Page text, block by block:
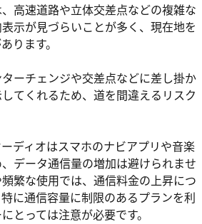
高速道路や立体交差点などの複雑な
示が見づらいことが多く、現在地を
ります。
ーチェンジや交差点などに差し掛か
てくれるため、道を間違えるリスク
ディオはスマホのナビアプリや音楽
データ通信量の増加は避けられませ
繁な使用では、通信料金の上昇につ
に通信容量に制限のあるプランを利
とっては注意が必要です。